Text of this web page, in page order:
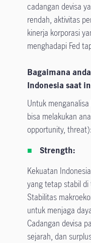
cadangan devisa
rendah, aktivitas
kinerja korporasi
menghadapi Fed
Bagaimana
Indonesia saat
Untuk
bisa melakukan
opportunity, threat):
Strength:
Kekuatan
yang tetap stabil di
Stabilitas
untuk menjaga
Cadangan devisa
sejarah, dan